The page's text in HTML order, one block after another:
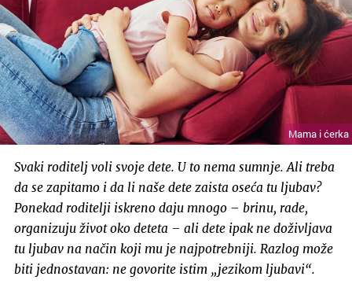
Mama i ćerka
Svaki roditelj voli svoje dete. U to nema sumnje. Ali treba
da se zapitamo i da li naše dete zaista oseća tu ljubav?
Ponekad roditelji iskreno daju mnogo – brinu, rade,
organizuju život oko deteta – ali dete ipak ne doživljava
tu ljubav na način koji mu je najpotrebniji. Razlog može
biti jednostavan: ne govorite istim „jezikom ljubavi“.